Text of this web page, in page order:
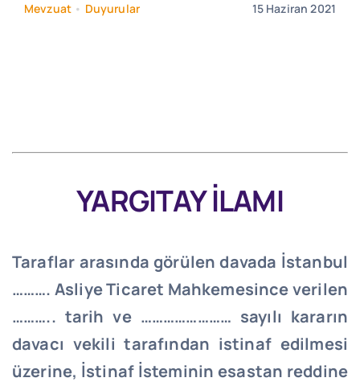
Mevzuat • Duyurular 15 Haziran 2021
YARGITAY İLAMI
Taraflar arasında görülen davada İstanbul
………. Asliye Ticaret Mahkemesince verilen
……….. tarih ve …………………… sayılı kararın
davacı vekili tarafından istinaf edilmesi
üzerine, İstinaf İsteminin esastan reddine